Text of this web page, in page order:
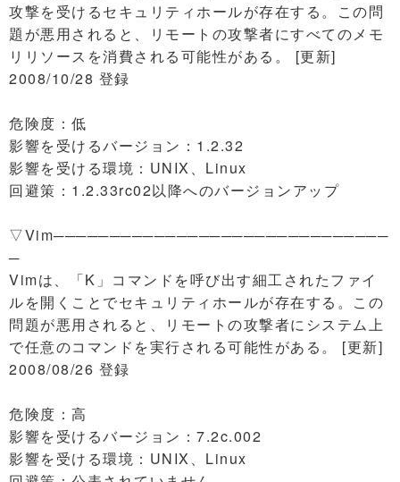
攻撃を受けるセキュリティホールが存在する。この問
題が悪用されると、リモートの攻撃者にすべてのメモ
リリソースを消費される可能性がある。 [更新]
2008/10/28 登録
危険度：低
影響を受けるバージョン：1.2.32
影響を受ける環境：UNIX、Linux
回避策：1.2.33rc02以降へのバージョンアップ
▽Vim──────────────────────────────
─
Vimは、「K」コマンドを呼び出す細工されたファイ
ルを開くことでセキュリティホールが存在する。この
問題が悪用されると、リモートの攻撃者にシステム上
で任意のコマンドを実行される可能性がある。 [更新]
2008/08/26 登録
危険度：高
影響を受けるバージョン：7.2c.002
影響を受ける環境：UNIX、Linux